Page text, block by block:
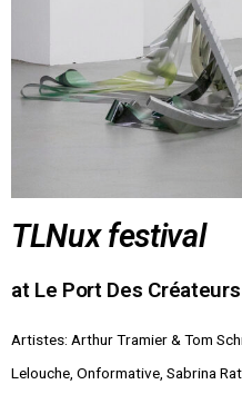
TLNux festival
at Le Port Des
Artistes: Arthur Tramier & Tom
Lelouche, Onformative, Sabrina